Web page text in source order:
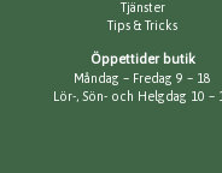
Tjänster
Tips & Tricks
Öppettider butik
Måndag – Fredag 9 – 18
Lör-, Sön- och Helgdag 10 –